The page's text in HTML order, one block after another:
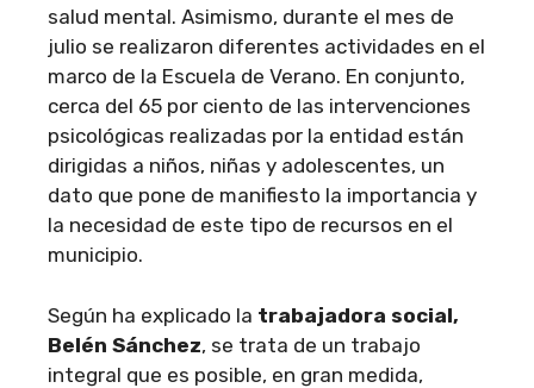
salud mental. Asimismo, durante el mes de
julio se realizaron diferentes actividades en el
marco de la Escuela de Verano. En conjunto,
cerca del 65 por ciento de las intervenciones
psicológicas realizadas por la entidad están
dirigidas a niños, niñas y adolescentes, un
dato que pone de manifiesto la importancia y
la necesidad de este tipo de recursos en el
municipio.
Según ha explicado la trabajadora social,
Belén Sánchez, se trata de un trabajo
integral que es posible, en gran medida,